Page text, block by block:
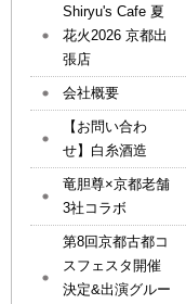
Shiryu's Cafe 夏
花火2026 京都出
張店
会社概要
【お問い合わ
せ】白糸酒造
竜胆尊×京都老舗
3社コラボ
第8回京都古都コ
スフェスタ開催
決定&出演グルー